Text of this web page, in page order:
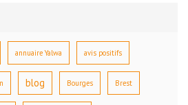
annuaire Yalwa avis positifs
blog Bourges Brest